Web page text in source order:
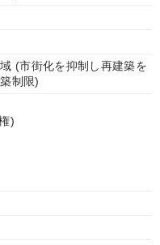
(市街化を抑制し再建築を
制限)
)